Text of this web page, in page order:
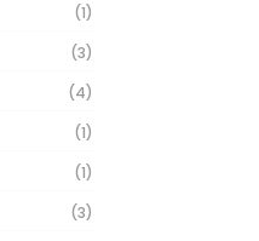
(1)
(3)
(4)
(1)
(1)
(3)